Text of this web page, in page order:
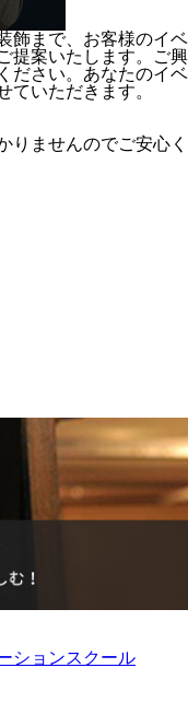
飾まで、お客様のイベ
提案いたします。ご興
ださい。あなたのイベ
ていただきます。
りませんのでご安心く